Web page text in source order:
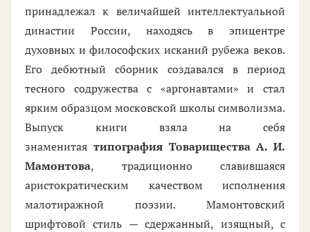
принадлежал к величайшей интеллектуальной
династии России, находясь в эпицентре
духовных и философских исканий рубежа веков.
Его дебютный сборник создавался в период
тесного содружества с «аргонавтами» и стал
ярким образцом московской школы символизма.
Выпуск книги взяла на себя
знаменитая типография Товарищества А. И.
Мамонтова, традиционно славившаяся
аристократическим качеством исполнения
малотиражной поэзии. Мамонтовский
шрифтовой стиль — сдержанный, изящный, с